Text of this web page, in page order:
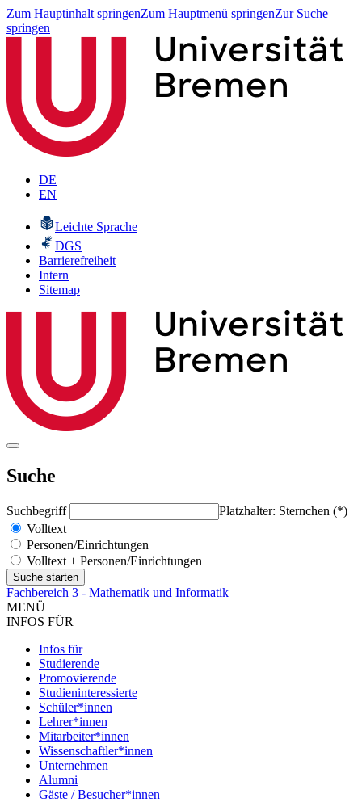
Zum Hauptinhalt springenZum Hauptmenü springenZur Suche
springen
DE
EN
Leichte Sprache
DGS
Barrierefreiheit
Intern
Sitemap
Suche
Suchbegriff
Platzhalter: Sternchen (*)
Volltext
Personen/Einrichtungen
Volltext + Personen/Einrichtungen
Fachbereich 3 - Mathematik und Informatik
MENÜ
INFOS FÜR
Infos für
Studierende
Promovierende
Studieninteressierte
Schüler*innen
Lehrer*innen
Mitarbeiter*innen
Wissenschaftler*innen
Unternehmen
Alumni
Gäste / Besucher*innen